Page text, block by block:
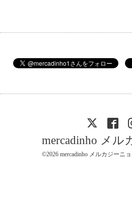
mercadinho メル
©2026 mercadinho メルカジーニョ